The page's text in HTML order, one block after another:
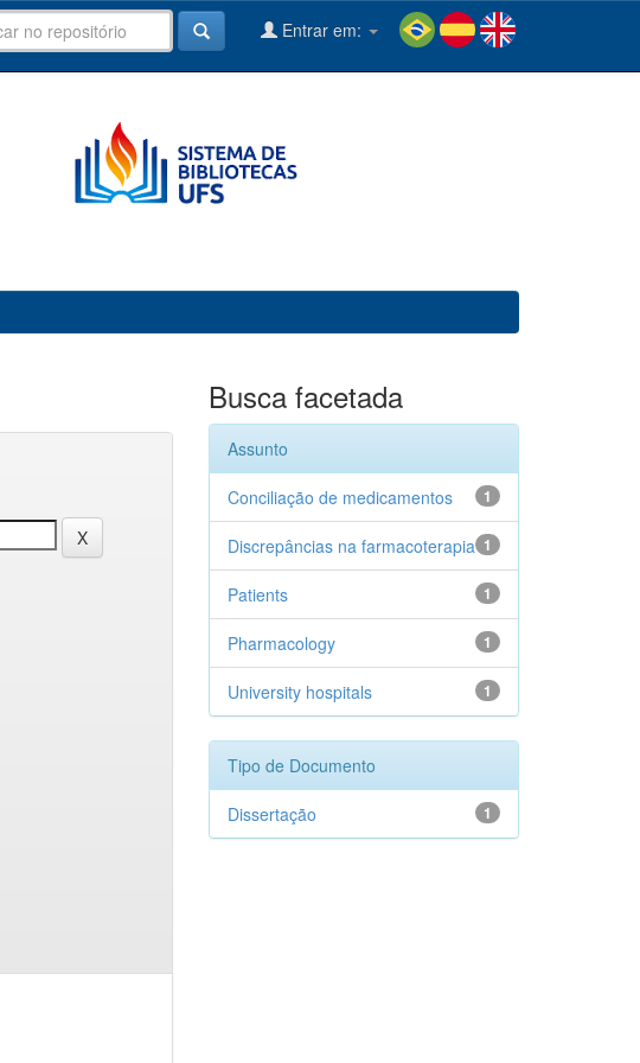
Entrar em:
Busca facetada
Assunto
1
Conciliação de medicamentos
1
Discrepâncias na farmacoterapia
1
Patients
1
Pharmacology
1
University hospitals
Tipo de Documento
1
Dissertação